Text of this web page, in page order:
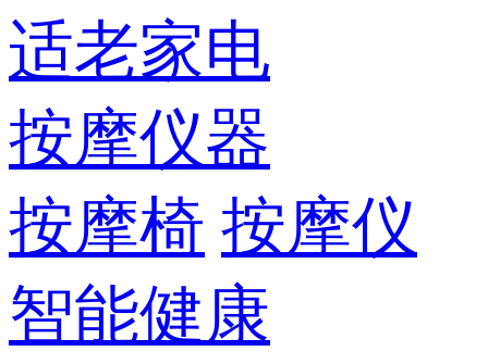
适老家电
按摩仪器
按摩椅 按摩仪
智能健康